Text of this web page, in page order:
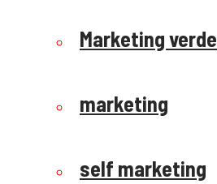
Marketing verde
marketing
self marketing